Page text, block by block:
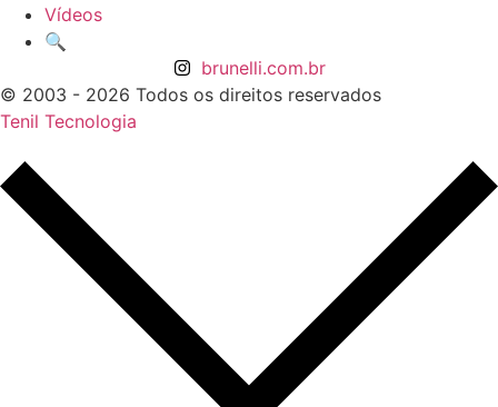
Vídeos
🔍
brunelli.com.br
© 2003 - 2026 Todos os direitos reservados
Tenil Tecnologia